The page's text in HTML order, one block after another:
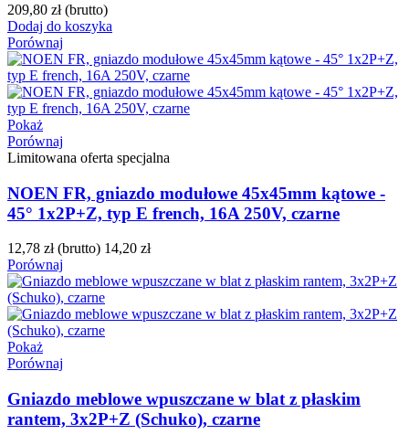
209,80 zł (brutto)
Dodaj do koszyka
Porównaj
Pokaż
Porównaj
Limitowana oferta specjalna
NOEN FR, gniazdo modułowe 45x45mm kątowe -
45° 1x2P+Z, typ E french, 16A 250V, czarne
12,78 zł (brutto) 14,20 zł
Porównaj
Pokaż
Porównaj
Gniazdo meblowe wpuszczane w blat z płaskim
rantem, 3x2P+Z (Schuko), czarne